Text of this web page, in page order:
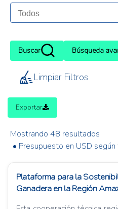
Buscar Búsqueda
Limpiar Filtros
Exportar
Mostrando 48 resultados
• Presupuesto en USD
Plataforma para la
Ganadera en la Región